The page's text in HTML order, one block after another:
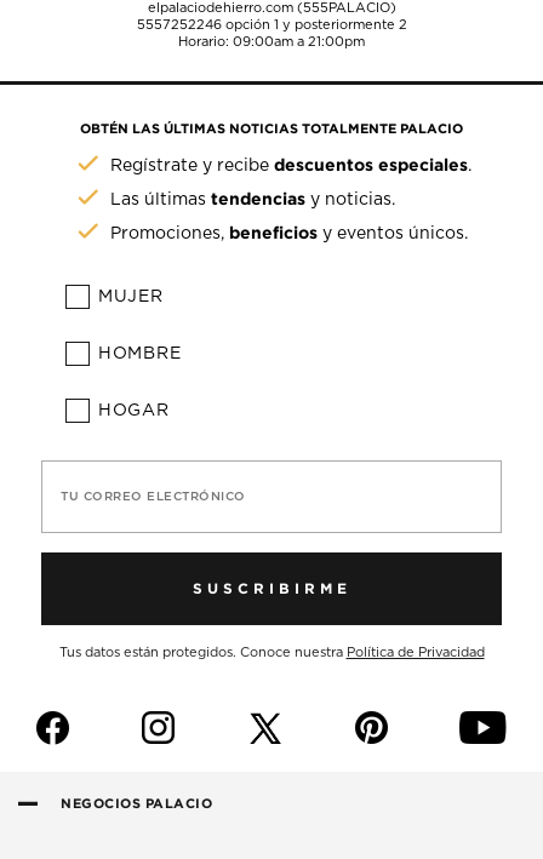
elpalaciodehierro.com (555PALACIO)
5557252246opción 1 y posteriormente 2
Horario: 09:00am a 21:00pm
OBTÉN LAS ÚLTIMAS NOTICIAS TOTALMENTE PALACIO
Regístrate y recibedescuentos especiales.
Las últimastendencias y noticias.
Promociones, beneficios y eventos únicos.
MUJER
HOMBRE
HOGAR
TU CORREO ELECTRÓNICO
SUSCRIBIRME
Tus datos están protegidos. Conoce nuestra Política de Privacidad
f i p y
NEGOCIOS PALACIO